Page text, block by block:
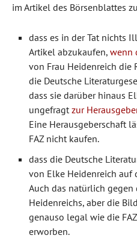
im Artikel des Börsenblattes
dass es in der Tat nichts
Artikel abzukaufen, wenn
von Frau Heidenreich die
die Deutsche
dass sie darüber hinaus
ungefragtzur
Eine Herausgeberschaft
FAZ nicht kaufen.
dass die Deutsche
von Elke Heidenreich auf
Auch das natürlich
Heidenreichs, aber die
genauso legal wie die
erworben.